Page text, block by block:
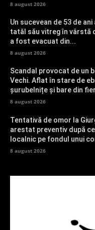
8 august 2026
Un sucevean de 53 de
tatăl său vitreg în vârstă
a fost evacuat din...
8 august 2026
Scandal provocat de un
Vechi. Aflat în stare de
șurubelnițe și bare din
8 august 2026
Tentativă de omor la
arestat preventiv după
localnic pe fondul unui
8 august 2026